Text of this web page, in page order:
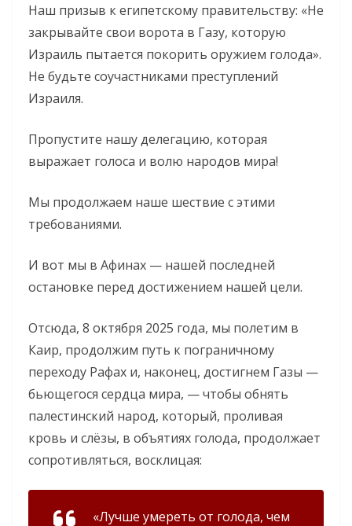
Наш призыв к египетскому правительству: «Не
закрывайте свои ворота в Газу, которую
Израиль пытается покорить оружием голода».
Не будьте соучастниками преступлений
Израиля.
Пропустите нашу делегацию, которая
выражает голоса и волю народов мира!
Мы продолжаем наше шествие с этими
требованиями.
И вот мы в Афинах — нашей последней
остановке перед достижением нашей цели.
Отсюда, 8 октября 2025 года, мы полетим в
Каир, продолжим путь к пограничному
переходу Рафах и, наконец, достигнем Газы —
бьющегося сердца мира, — чтобы обнять
палестинский народ, который, проливая
кровь и слёзы, в объятиях голода, продолжает
сопротивляться, восклицая:
«Лучше умереть от голода, чем